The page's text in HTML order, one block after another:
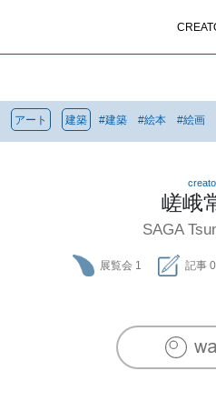
アート 建築 #建築 #絵本 #絵画
嵯峨
SAGA
展覧会 1 記事 0